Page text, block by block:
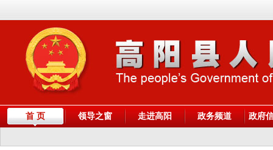
首 页 领导之窗 走进高阳 政务频道 政府